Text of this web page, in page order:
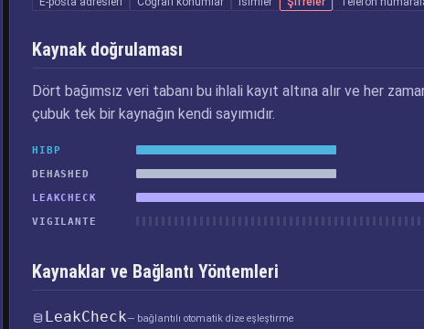
Kaynak doğrulaması
Dört bağımsız veri tabanı bu ihlali kayıt altına alır ve her
çubuk tek bir kaynağın kendi sayımıdır.
HIBP
DEHASHED
LEAKCHECK
VIGILANTE
Kaynaklar ve Bağlantı Yöntemleri
LeakCheck— bağlantılı otomatik dize eşleştirme